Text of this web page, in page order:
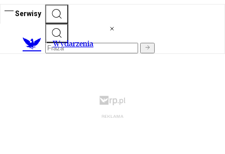
Serwisy
Wydarzenia